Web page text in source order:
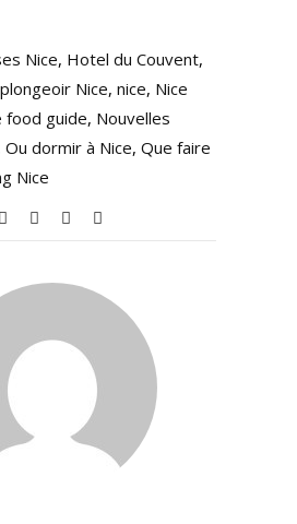
Nice, Hotel du Couvent,
Nice, nice, Nice
food guide, Nouvelles
Ou dormir à Nice, Que faire
Nice